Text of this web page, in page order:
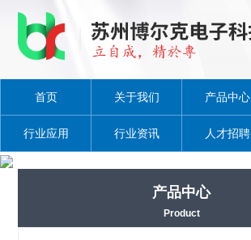
首页 关于我们 产品中心
行业应用 行业资讯 人才招聘
产品中心
Product